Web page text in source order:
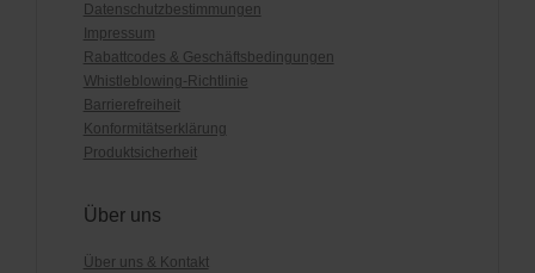
Datenschutzbestimmungen
Impressum
Rabattcodes & Geschäftsbedingungen
Whistleblowing-Richtlinie
Barrierefreiheit
Konformitätserklärung
Produktsicherheit
Über uns
Über uns & Kontakt